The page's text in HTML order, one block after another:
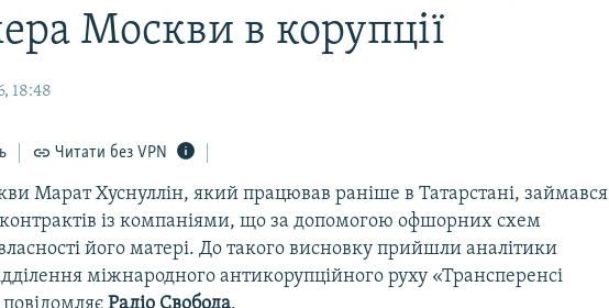
Москви в корупції
18:48
Читати без VPN
Марат Хуснуллін, який працював раніше в Татарстані, займався
із компаніями, що за допомогою офшорних схем
його матері. До такого висновку прийшли аналітики
міжнародного антикорупційного руху «Трансперенсі